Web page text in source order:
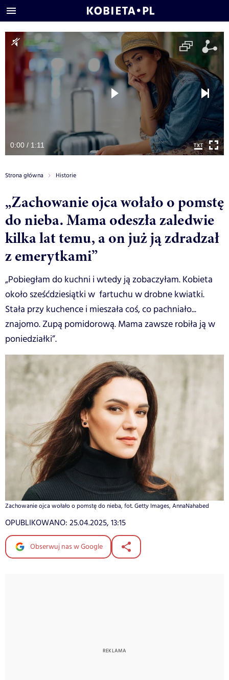
0:00 / 1:11
Strona główna Historie
„Zachowanie ojca wołało o pomstę
do nieba. Mama odeszła zaledwie
kilka lat temu, a on już ją zdradzał
z emerytkami”
„Pobiegłam do kuchni i wtedy ją zobaczyłam. Kobieta
około sześćdziesiątki w fartuchu w drobne kwiatki.
Stała przy kuchence i mieszała coś, co pachniało...
znajomo. Zupą pomidorową. Mama zawsze robiła ją w
poniedziałki”.
Zachowanie ojca wołało o pomstę do nieba, fot. Getty Images, AnnaNahabed
OPUBLIKOWANO: 25.04.2025, 13:15
Obserwuj nas w Google